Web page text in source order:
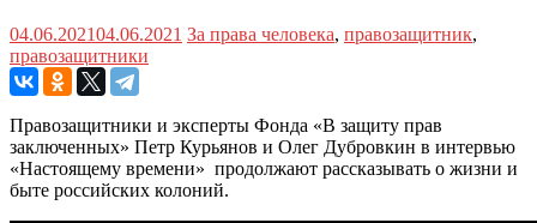
04.06.202104.06.2021 За права человека, правозащитник,
правозащитники
Правозащитники и эксперты Фонда «В защиту прав
заключенных» Петр Курьянов и Олег Дубровкин в интервью
«Настоящему времени» продолжают рассказывать о жизни и
быте российских колоний.